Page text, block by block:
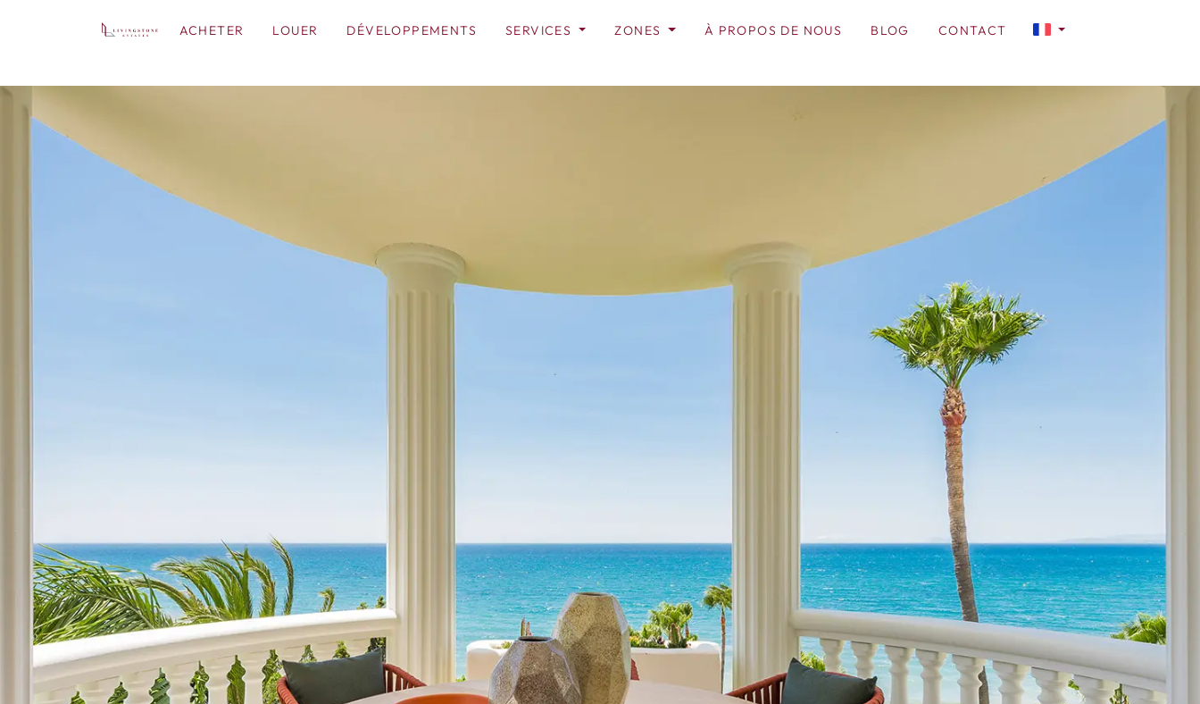
ACHETER LOUER DÉVELOPPEMENTS SERVICES ZONES À PROPOS DE NOUS BLOG CONTACT